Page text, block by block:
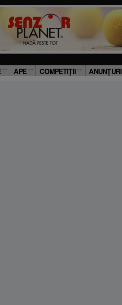
APE COMPETIŢII ANUNŢURI